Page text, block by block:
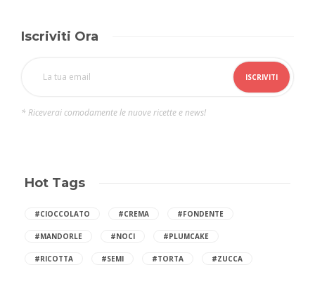
Iscriviti Ora
* Riceverai comodamente le nuove ricette e news!
Hot Tags
#CIOCCOLATO #CREMA #FONDENTE
#MANDORLE #NOCI #PLUMCAKE
#RICOTTA #SEMI #TORTA #ZUCCA